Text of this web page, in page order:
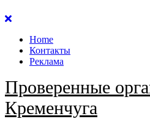
Перейти
содержанию
Home
Контакты
Реклама
Проверенные
Кременчуга